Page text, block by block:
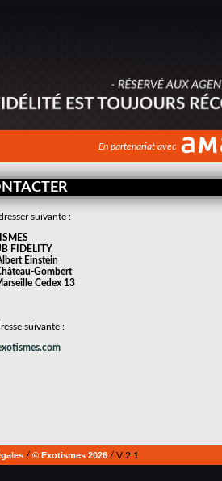
En partenariat avec
suivante :
FIDELITY
Einstein
Gombert
Cedex 13
suivante :
/ © Exotismes 2026/ V 2.1